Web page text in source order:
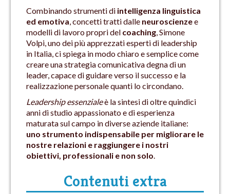
Combinando strumenti di intelligenza linguistica
ed emotiva, concetti tratti dalle neuroscienzee
modelli di lavoro propri del coaching, Simone
Volpi, uno dei più apprezzati esperti di leadership
in Italia, ci spiega in modo chiaro e semplice come
creare una strategia comunicativa degna di un
leader, capace di guidare verso il successo e la
realizzazione personale quanti lo circondano.
Leadership essenzialeè la sintesi di oltre quindici
anni di studio appassionato e di esperienza
maturata sul campo in diverse aziende italiane:
uno strumento indispensabile per migliorare le
nostre relazioni e raggiungere i nostri
obiettivi, professionali e non solo.
Contenuti extra